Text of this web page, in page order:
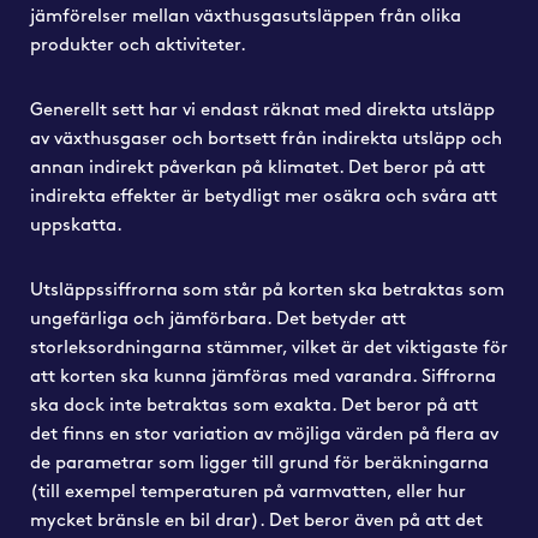
jämförelser mellan växthusgasutsläppen från olika
produkter och aktiviteter.
Generellt sett har vi endast räknat med direkta utsläpp
av växthusgaser och bortsett från indirekta utsläpp och
annan indirekt påverkan på klimatet. Det beror på att
indirekta effekter är betydligt mer osäkra och svåra att
uppskatta.
Utsläppssiffrorna som står på korten ska betraktas som
ungefärliga och jämförbara. Det betyder att
storleksordningarna stämmer, vilket är det viktigaste för
att korten ska kunna jämföras med varandra. Siffrorna
ska dock inte betraktas som exakta. Det beror på att
det finns en stor variation av möjliga värden på flera av
de parametrar som ligger till grund för beräkningarna
(till exempel temperaturen på varmvatten, eller hur
mycket bränsle en bil drar). Det beror även på att det